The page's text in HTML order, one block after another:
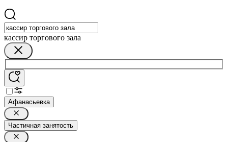
кассир торгового зала
Афанасьевка
Частичная занятость